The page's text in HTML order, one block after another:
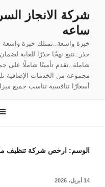
المحتوىساعه
خبرة واسعة..نمتلك خبرة واسعة
حذر..نتبع نهجًا حذرًا للغاية
شاملة..نقدم تأمينًا شاملًا على
مجموعة من الخدمات الإضافية
أسعارًا تنافسية تناسب جميع
الوسم: ارخص شركة تنظيف
نُشر
14 أبريل، 2026